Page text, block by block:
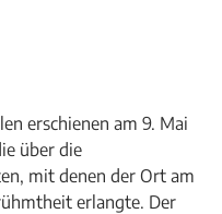
erschienen am 9. Mai
über die
mit denen der Ort am
erlangte. Der